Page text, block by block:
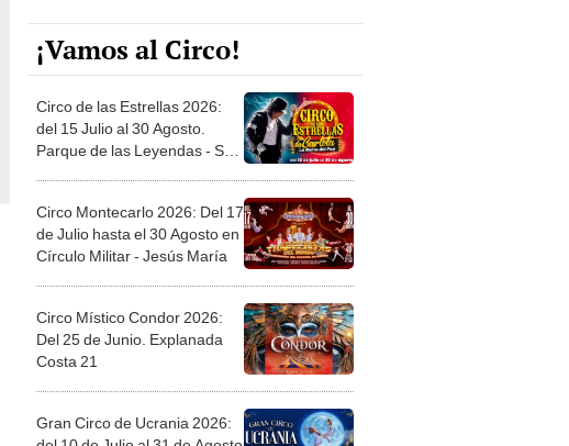
¡Vamos al Circo!
Circo de las Estrellas 2026:
del 15 Julio al 30 Agosto.
Parque de las Leyendas - San
Circo Montecarlo 2026: Del 17
de Julio hasta el 30 Agosto en
Círculo Militar - Jesús María
Circo Místico Condor 2026:
Del 25 de Junio. Explanada
Costa 21
Gran Circo de Ucrania 2026: